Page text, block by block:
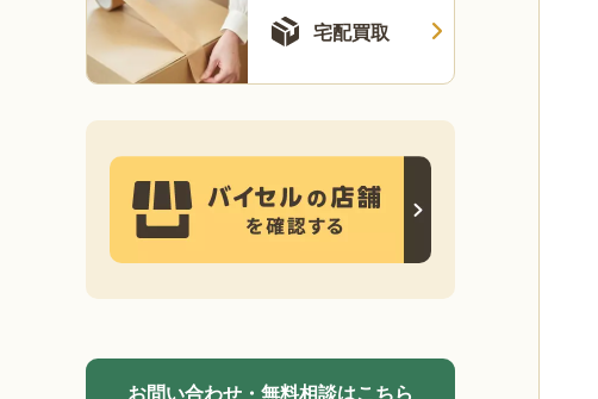
宅配買取
お問い合わせ・無料相談はこちら